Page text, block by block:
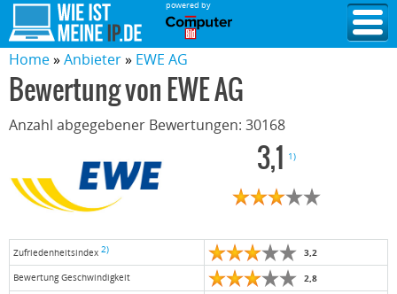
powered by
Home Anbieter EWE AG
Bewertung von EWE AG
Anzahl abgegebener Bewertungen: 30168
3,1 1)
Zufriedenheitsindex 2) 3,2
Bewertung Geschwindigkeit 2,8